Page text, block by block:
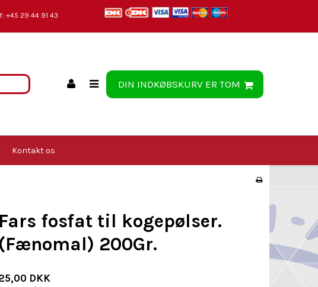
DIN INDKØBSKURV ER TOM
Kontakt os
+45 29 44 91 43
Fars fosfat til kogepølser.
(Fænomal) 200Gr.
DKK